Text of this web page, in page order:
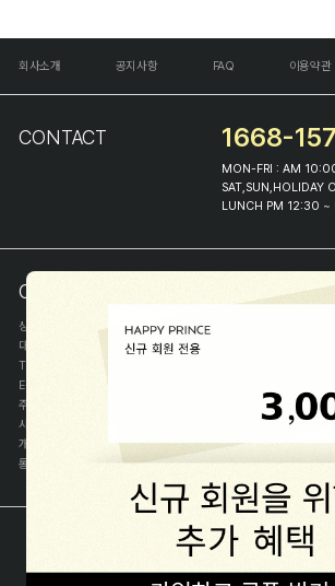
회사소개 공지사항 FAQ 이용약관
CONTACT 1668-
MON-FRI : AM
SAT,SUN,HOLIDAY
LUNCH PM 12:30 ~
COMPANY INFO
상호
(주)해피프린스
대표
이화진
TEL
E-MAIL
주소
사업자등록번호
개인정보관리자
이화진
통신판매신고번호
제 2018-서울종로-1384 호[사업자정보
COPYRIGHT(C) (주)해피프린스 ALL RIGHT